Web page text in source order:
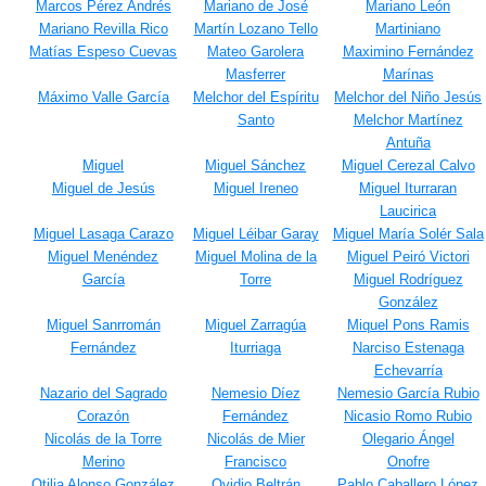
Marcos Pérez Andrés Mariano de José
Mariano León
Mariano Revilla Rico
Martín Lozano Tello
Martiniano
Matías Espeso Cuevas
Mateo Garolera
Masferrer
Maximino Fernández
Marínas
Máximo Valle García
Melchor del Espíritu
Santo
Melchor del Niño Jesús
Melchor Martínez
Antuña
Miguel
Miguel Sánchez
Miguel Cerezal Calvo
Miguel de Jesús
Miguel Ireneo
Miguel Iturraran
Laucirica
Miguel Lasaga Carazo
Miguel Léibar Garay
Miguel María Solér Sala
Miguel Menéndez
García
Miguel Molina de la
Torre
Miguel Peiró Victori
Miguel Rodríguez
González
Miguel Sanrromán
Fernández
Miguel Zarragúa
Iturriaga
Miquel Pons Ramis
Narciso Estenaga
Echevarría
Nazario del Sagrado
Corazón
Nemesio Díez
Fernández
Nemesio García Rubio
Nicasio Romo Rubio
Nicolás de la Torre
Merino
Nicolás de Mier
Francisco
Olegario Ángel
Onofre